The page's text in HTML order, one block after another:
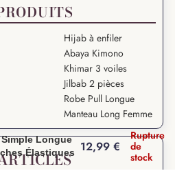
Hijab à enfiler
Abaya Kimono
Khimar 3 voiles
Jilbab 2 pièces
Robe Pull Longue
Manteau Long Femme
Longue
Élastiques
12,99 €
Rupture
de
stock